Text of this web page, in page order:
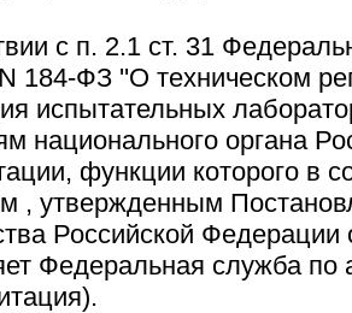
с п. 2.1 ст. 31
184-ФЗ ''О техническом
испытательных
национального органа
функции которого в
, утвержденным
Российской Федерации
Федеральная служба по